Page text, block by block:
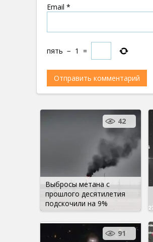
Email *
пять − 1 =
Выбросы метана с
прошлого десятилетия
подскочили на 9%
42
91